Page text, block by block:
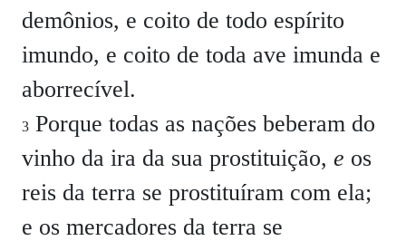
demônios, e coito de todo espírito
imundo, e coito de toda ave imunda e
aborrecível.
3 Porque todas as nações beberam do
vinho da ira da sua prostituição, e os
reis da terra se prostituíram com ela;
e os mercadores da terra se